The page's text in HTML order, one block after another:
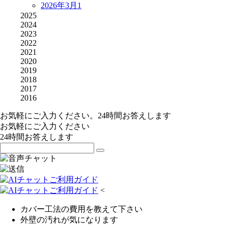
2026年3月 1
2025
2024
2023
2022
2021
2020
2019
2018
2017
2016
お気軽にご入力ください。24時間お答えします
お気軽にご入力ください
24時間お答えします
<
カバー工法の費用を教えて下さい
外壁の汚れが気になります